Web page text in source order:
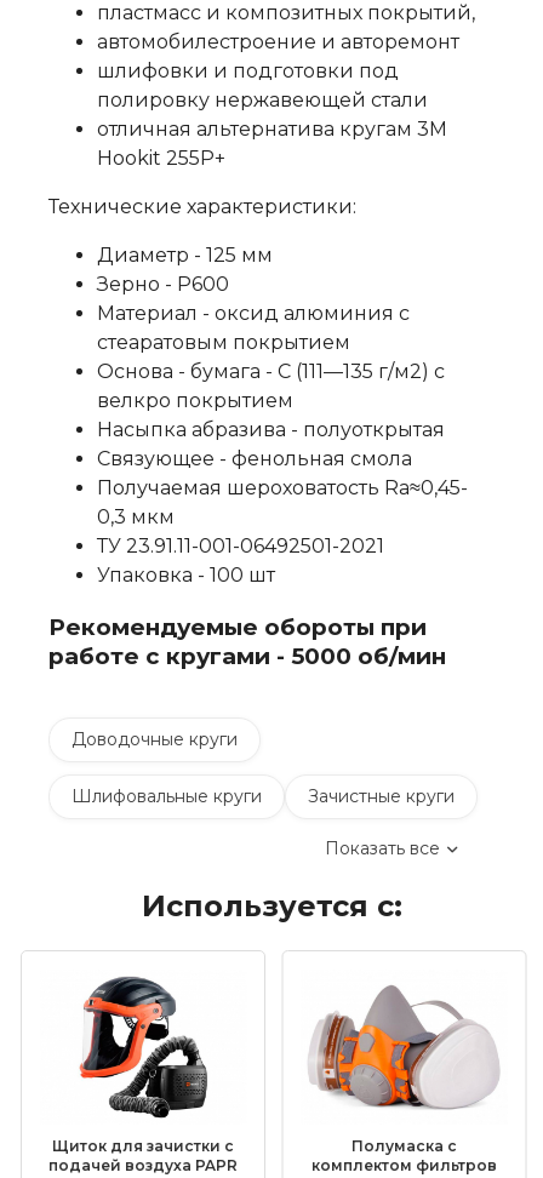
пластмасс и композитных покрытий,
автомобилестроение и авторемонт
шлифовки и подготовки под
полировку нержавеющей стали
отличная альтернатива кругам 3M
Hookit 255P+
Технические характеристики:
Диаметр - 125 мм
Зерно - P600
Материал - оксид алюминия с
стеаратовым покрытием
Основа - бумага - С (111—135 г/м2) с
велкро покрытием
Насыпка абразива - полуоткрытая
Связующее - фенольная смола
Получаемая шероховатость Ra≈0,45-
0,3 мкм
ТУ 23.91.11-001-06492501-2021
Упаковка - 100 шт
Рекомендуемые обороты при
работе с кругами - 5000 об/мин
Доводочные круги
Шлифовальные круги Зачистные круги
Круги лепестковые торцевые шлифовальные
(КЛТ)
Шлифовальные круги на липучке Velcro
Обдирочные круги
Шлифовальные валики Фибровые круги
Абразивные шлифовальные головки
Показать все
Используется с:
Щиток для зачистки с
подачей воздуха PAPR
Полумаска с
комплектом фильтров